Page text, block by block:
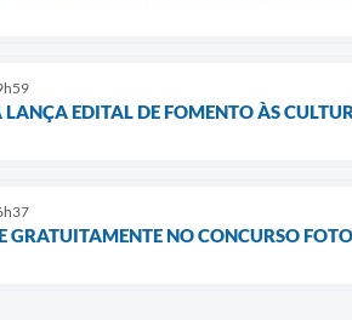
LANÇA EDITAL DE FOMENTO ÀS
GRATUITAMENTE NO CONCURSO